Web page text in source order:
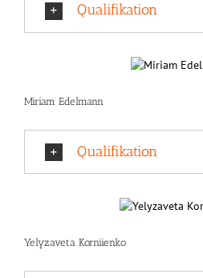
Qualifikation
Miriam Edelmann
Qualifikation
Yelyzaveta Korniienko